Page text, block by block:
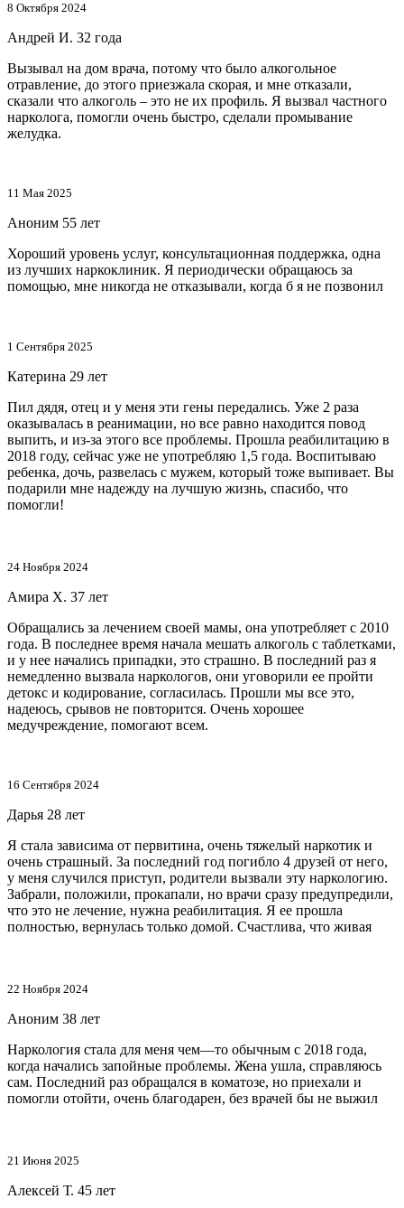
8 Октября 2024
Андрей И. 32 года
Вызывал на дом врача, потому что было алкогольное
отравление, до этого приезжала скорая, и мне отказали,
сказали что алкоголь – это не их профиль. Я вызвал частного
нарколога, помогли очень быстро, сделали промывание
желудка.
11 Мая 2025
Аноним 55 лет
Хороший уровень услуг, консультационная поддержка, одна
из лучших наркоклиник. Я периодически обращаюсь за
помощью, мне никогда не отказывали, когда б я не позвонил
1 Сентября 2025
Катерина 29 лет
Пил дядя, отец и у меня эти гены передались. Уже 2 раза
оказывалась в реанимации, но все равно находится повод
выпить, и из-за этого все проблемы. Прошла реабилитацию в
2018 году, сейчас уже не употребляю 1,5 года. Воспитываю
ребенка, дочь, развелась с мужем, который тоже выпивает. Вы
подарили мне надежду на лучшую жизнь, спасибо, что
помогли!
24 Ноября 2024
Амира Х. 37 лет
Обращались за лечением своей мамы, она употребляет с 2010
года. В последнее время начала мешать алкоголь с таблетками,
и у нее начались припадки, это страшно. В последний раз я
немедленно вызвала наркологов, они уговорили ее пройти
детокс и кодирование, согласилась. Прошли мы все это,
надеюсь, срывов не повторится. Очень хорошее
медучреждение, помогают всем.
16 Сентября 2024
Дарья 28 лет
Я стала зависима от первитина, очень тяжелый наркотик и
очень страшный. За последний год погибло 4 друзей от него,
у меня случился приступ, родители вызвали эту наркологию.
Забрали, положили, прокапали, но врачи сразу предупредили,
что это не лечение, нужна реабилитация. Я ее прошла
полностью, вернулась только домой. Счастлива, что живая
22 Ноября 2024
Аноним 38 лет
Наркология стала для меня чем—то обычным с 2018 года,
когда начались запойные проблемы. Жена ушла, справляюсь
сам. Последний раз обращался в коматозе, но приехали и
помогли отойти, очень благодарен, без врачей бы не выжил
21 Июня 2025
Алексей Т. 45 лет